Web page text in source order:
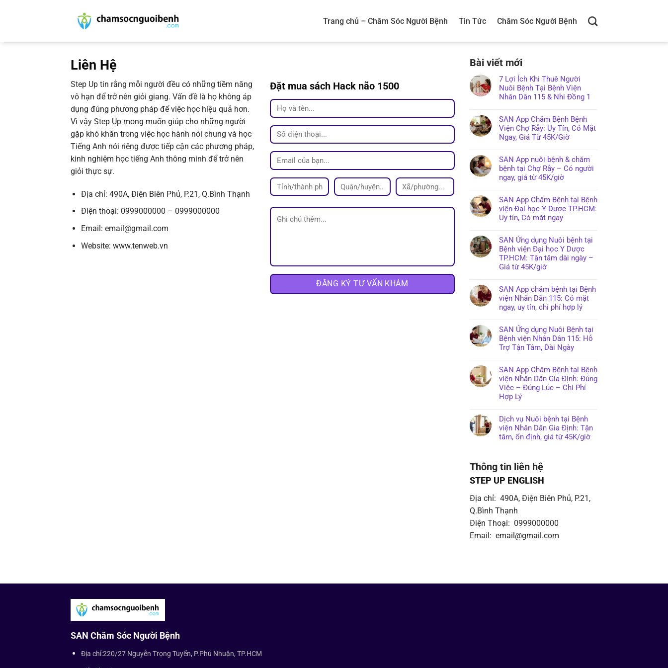
Trang chủ – Chăm Sóc Người Bệnh Tin Tức Chăm Sóc Người Bệnh
Liên Hệ
Step Up tin rằng mỗi người đều có những tiềm năng
vô hạn để trở nên giỏi giang. Vấn đề là họ không áp
dụng đúng phương pháp để việc học hiệu quả hơn.
Vì vậy Step Up mong muốn giúp cho những người
gặp khó khăn trong việc học hành nói chung và học
Tiếng Anh nói riêng được tiếp cận các phương pháp,
kinh nghiệm học tiếng Anh thông minh để trở nên
giỏi thực sự.
Địa chỉ: 490A, Điện Biên Phủ, P.21, Q.Bình Thạnh
Điện thoại: 0999000000 – 0999000000
Email: email@gmail.com
Website: www.tenweb.vn
Đặt mua sách Hack não 1500
Bài viết mới
7 Lợi Ích Khi Thuê Người
Nuôi Bệnh Tại Bệnh Viện
Nhân Dân 115 & Nhi Đồng 1
SAN App Chăm Bệnh Bệnh
Viện Chợ Rẫy: Uy Tín, Có Mặt
Ngay, Giá Từ 45K/Giờ
SAN App nuôi bệnh & chăm
bệnh tại Chợ Rẫy – Có người
ngay, giá từ 45K/giờ
SAN App Chăm Bệnh tại Bệnh
viện Đại học Y Dược TP.HCM:
Uy tín, Có mặt ngay
SAN Ứng dụng Nuôi bệnh tại
Bệnh viện Đại học Y Dược
TP.HCM: Tận tâm dài ngày –
Giá từ 45K/giờ
SAN App chăm bệnh tại Bệnh
viện Nhân Dân 115: Có mặt
ngay, uy tín, chi phí hợp lý
SAN Ứng dụng Nuôi Bệnh tại
Bệnh viện Nhân Dân 115: Hỗ
Trợ Tận Tâm, Dài Ngày
SAN App Chăm Bệnh tại Bệnh
viện Nhân Dân Gia Định: Đúng
Việc – Đúng Lúc – Chi Phí
Hợp Lý
Dịch vụ Nuôi bệnh tại Bệnh
viện Nhân Dân Gia Định: Tận
tâm, ổn định, giá từ 45K/giờ
Thông tin liên hệ
STEP UP ENGLISH
Địa chỉ: 490A, Điện Biên Phủ, P.21,
Q.Bình Thạnh
Điện Thoại: 0999000000
Email: email@gmail.com
SAN Chăm Sóc Người Bệnh
Địa chỉ:220/27 Nguyễn Trọng Tuyển, P.Phú Nhuận, TP.HCM